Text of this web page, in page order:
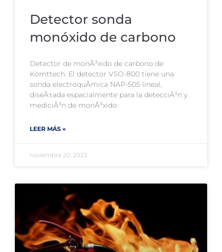
Detector sonda
monóxido de carbono
Detector de monÃ³xido de carbono de
Komttech. El detector VSO-800 tiene una
sonda electroquÃ­mica NAP-505 lineal,
diseÃ±ada espacialmente para la detecciÃ³n y
mediciÃ³n de monÃ³xido
LEER MÁS »
noviembre 20, 2023